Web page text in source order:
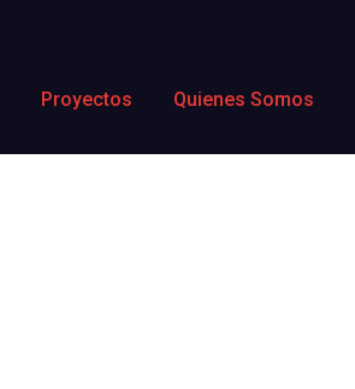
Proyectos Quienes Somos